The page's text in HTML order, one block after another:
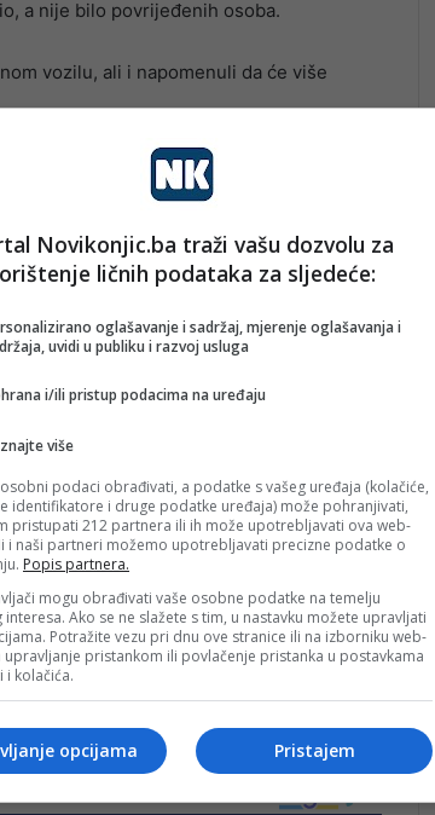
a nije bilo povrijeđenih osoba.
vozilu, ali i napomenuli da će više
korištenje alternativnih putnih pravaca.
Novikonjic.ba traži vašu dozvolu za
ličnih podataka za sljedeće:
oglašavanje i sadržaj, mjerenje oglašavanja i
uvidi u publiku i razvoj usluga
i/ili pristup podacima na uređaju
više
osobni podaci obrađivati, a podatke s vašeg uređaja (kolačiće,
identifikatore i druge podatke uređaja) može pohranjivati,
pristupati 212 partnera ili ih može upotrebljavati ova web-
i naši partneri možemo upotrebljavati precizne podatke o
Popis partnera.
mogu obrađivati vaše osobne podatke na temelju
interesa. Ako se ne slažete s tim, u nastavku možete upravljati
Potražite vezu pri dnu ove stranice ili na izborniku web-
upravljanje pristankom ili povlačenje pristanka u postavkama
i kolačića.
Pristajem
opcijama